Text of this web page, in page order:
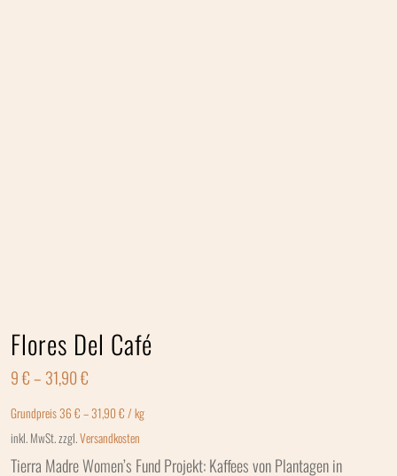
Flores Del Café
9€– 31,90€
Grundpreis36 € –31,90 € /kg
inkl. MwSt.zzgl.Versandkosten
Tierra Madre Women’s Fund Projekt: Kaffees von Plantagen in